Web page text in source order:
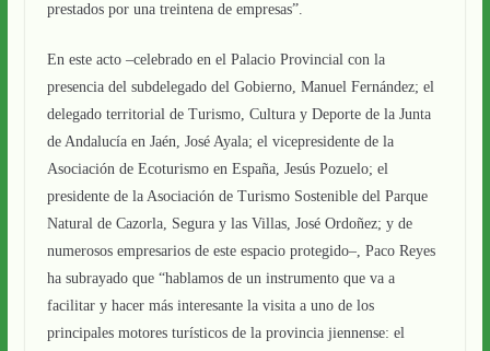
prestados por una treintena de empresas”.
En este acto –celebrado en el Palacio Provincial con la
presencia del subdelegado del Gobierno, Manuel Fernández; el
delegado territorial de Turismo, Cultura y Deporte de la Junta
de Andalucía en Jaén, José Ayala; el vicepresidente de la
Asociación de Ecoturismo en España, Jesús Pozuelo; el
presidente de la Asociación de Turismo Sostenible del Parque
Natural de Cazorla, Segura y las Villas, José Ordoñez; y de
numerosos empresarios de este espacio protegido–, Paco Reyes
ha subrayado que “hablamos de un instrumento que va a
facilitar y hacer más interesante la visita a uno de los
principales motores turísticos de la provincia jiennense: el